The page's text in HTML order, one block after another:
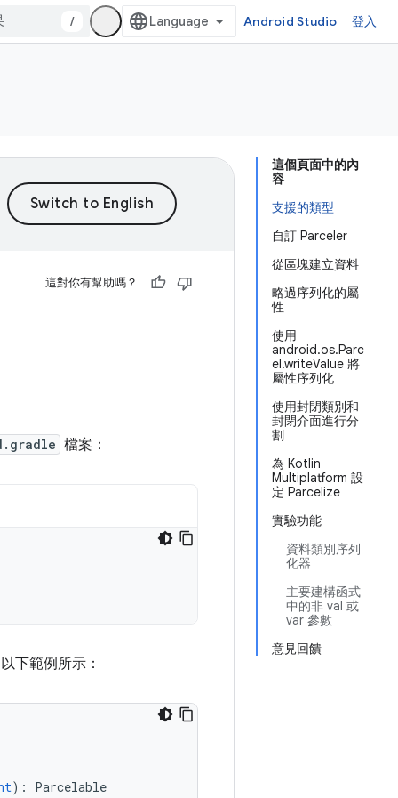
/ Android Studio 登入
這個頁面中的內
容
支援的類型
自訂 Parceler
從區塊建立資料
略過序列化的屬
性
使用
android.os.Parc
el.writeValue 將
屬性序列化
使用封閉類別和
封閉介面進行分
割
為 Kotlin
Multiplatform 設
定 Parcelize
實驗功能
資料類別序列
化器
主要建構函式
中的非 val 或
var 參數
意見回饋
這對你有幫助嗎？
檔案：
下範例所示：
): Parcelable